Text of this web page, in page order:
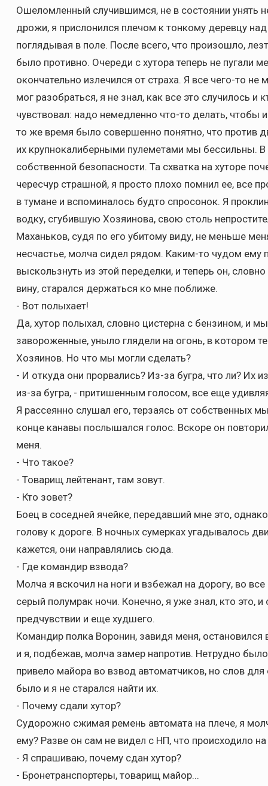
Ошеломленный случившимся, не в состоянии унять
дрожи, я прислонился плечом к тонкому деревцу
поглядывая в поле. После всего, что произошло,
было противно. Очереди с хутора теперь не пугали
окончательно излечился от страха. Я все чего-то не
мог разобраться, я не знал, как все это случилось и
чувствовал: надо немедленно что-то делать, чтобы
то же время было совершенно понятно, что против
их крупнокалиберными пулеметами мы бессильны.
собственной безопасности. Та схватка на хуторе
чересчур страшной, я просто плохо помнил ее, все
в тумане и вспоминалось будто спросонок. Я
водку, сгубившую Хозяинова, свою столь
Маханьков, судя по его убитому виду, не меньше
несчастье, молча сидел рядом. Каким-то чудом ему
выскользнуть из этой переделки, и теперь он,
вину, старался держаться ко мне поближе.
- Вот полыхает!
Да, хутор полыхал, словно цистерна с бензином, и
завороженные, уныло глядели на огонь, в котором
Хозяинов. Но что мы могли сделать?
- И откуда они прорвались? Из-за бугра, что ли? Их
из-за бугра, - притишенным голосом, все еще
Я рассеянно слушал его, терзаясь от собственных
конце канавы послышался голос. Вскоре он
меня.
- Что такое?
- Товарищ лейтенант, там зовут.
- Кто зовет?
Боец в соседней ячейке, передавший мне это,
голову к дороге. В ночных сумерках угадывалось
кажется, они направлялись сюда.
- Где командир взвода?
Молча я вскочил на ноги и взбежал на дорогу, во
серый полумрак ночи. Конечно, я уже знал, кто это,
предчувствии и еще худшего.
Командир полка Воронин, завидя меня, остановился
и я, подбежав, молча замер напротив. Нетрудно
привело майора во взвод автоматчиков, но слов
было и я не старался найти их.
- Почему сдали хутор?
Судорожно сжимая ремень автомата на плече, я
ему? Разве он сам не видел с НП, что происходило на
- Я спрашиваю, почему сдан хутор?
- Бронетранспортеры, товарищ майор...